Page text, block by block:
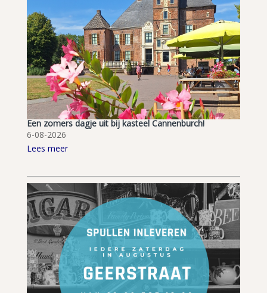
Een zomers dagje uit bij kasteel Cannenburch!
6-08-2026
Lees meer